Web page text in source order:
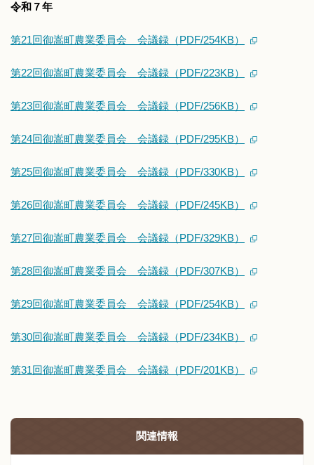
令和７年
第21回御嵩町農業委員会 会議録（PDF/254KB）
第22回御嵩町農業委員会 会議録（PDF/223KB）
第23回御嵩町農業委員会 会議録（PDF/256KB）
第24回御嵩町農業委員会 会議録（PDF/295KB）
第25回御嵩町農業委員会 会議録（PDF/330KB）
第26回御嵩町農業委員会 会議録（PDF/245KB）
第27回御嵩町農業委員会 会議録（PDF/329KB）
第28回御嵩町農業委員会 会議録（PDF/307KB）
第29回御嵩町農業委員会 会議録（PDF/254KB）
第30回御嵩町農業委員会 会議録（PDF/234KB）
第31回御嵩町農業委員会 会議録（PDF/201KB）
関連情報